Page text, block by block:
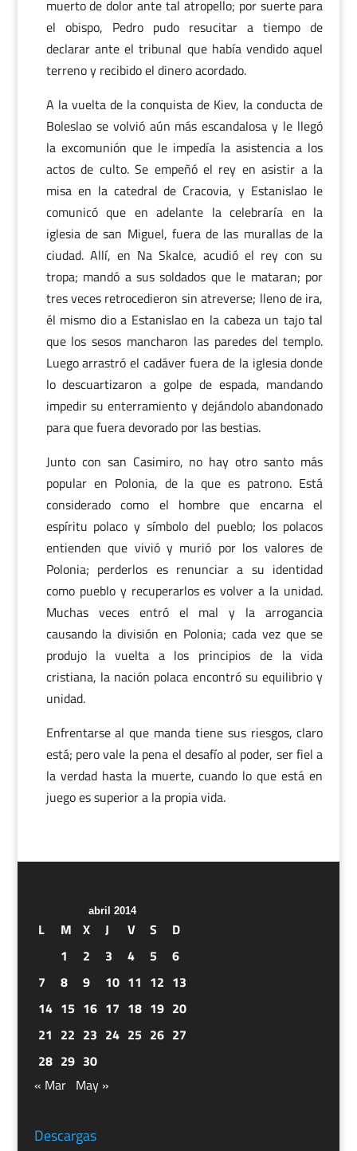
muerto de dolor ante tal atropello; por suerte para
el obispo, Pedro pudo resucitar a tiempo de
declarar ante el tribunal que había vendido aquel
terreno y recibido el dinero acordado.
A la vuelta de la conquista de Kiev, la conducta de
Boleslao se volvió aún más escandalosa y le llegó
la excomunión que le impedía la asistencia a los
actos de culto. Se empeñó el rey en asistir a la
misa en la catedral de Cracovia, y Estanislao le
comunicó que en adelante la celebraría en la
iglesia de san Miguel, fuera de las murallas de la
ciudad. Allí, en Na Skalce, acudió el rey con su
tropa; mandó a sus soldados que le mataran; por
tres veces retrocedieron sin atreverse; lleno de ira,
él mismo dio a Estanislao en la cabeza un tajo tal
que los sesos mancharon las paredes del templo.
Luego arrastró el cadáver fuera de la iglesia donde
lo descuartizaron a golpe de espada, mandando
impedir su enterramiento y dejándolo abandonado
para que fuera devorado por las bestias.
Junto con san Casimiro, no hay otro santo más
popular en Polonia, de la que es patrono. Está
considerado como el hombre que encarna el
espíritu polaco y símbolo del pueblo; los polacos
entienden que vivió y murió por los valores de
Polonia; perderlos es renunciar a su identidad
como pueblo y recuperarlos es volver a la unidad.
Muchas veces entró el mal y la arrogancia
causando la división en Polonia; cada vez que se
produjo la vuelta a los principios de la vida
cristiana, la nación polaca encontró su equilibrio y
unidad.
Enfrentarse al que manda tiene sus riesgos, claro
está; pero vale la pena el desafío al poder, ser fiel a
la verdad hasta la muerte, cuando lo que está en
juego es superior a la propia vida.
abril 2014
L M X J V S
D
1
2 3 4 5
6
7
8 9 10 11 12 13
14 15 16 17 18 19 20
21 22 23 24 25 26 27
28 29 30
« Mar May »
Descargas